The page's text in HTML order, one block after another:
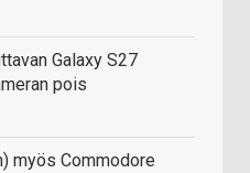
Galaxy S27
pois
myös Commodore